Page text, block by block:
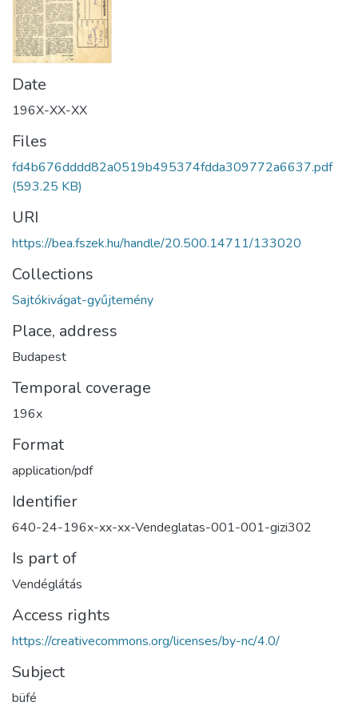
Date
196X-XX-XX
Files
fd4b676dddd82a0519b495374fdda309772a6637.pdf
(593.25 KB)
URI
https://bea.fszek.hu/handle/20.500.14711/133020
Collections
Sajtókivágat-gyűjtemény
Place, address
Budapest
Temporal coverage
196x
Format
application/pdf
Identifier
640-24-196x-xx-xx-Vendeglatas-001-001-gizi302
Is part of
Vendéglátás
Access rights
https://creativecommons.org/licenses/by-nc/4.0/
Subject
büfé